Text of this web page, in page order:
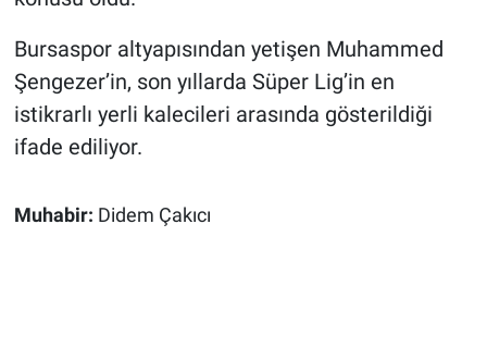
Bursaspor altyapısından yetişen Muhammed
Şengezer’in, son yıllarda Süper Lig’in en
istikrarlı yerli kalecileri arasında gösterildiği
ifade ediliyor.
Muhabir: Didem Çakıcı